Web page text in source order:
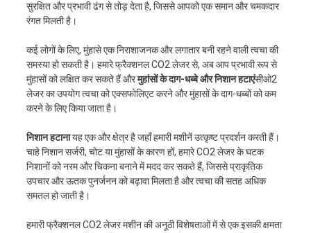
सुरक्षित और प्रभावी ढंग से तोड़ देता है, जिससे आपको एक समान और चमकदार
रंगत मिलती है।
कई लोगों के लिए, मुंहासे एक निराशाजनक और लगातार बनी रहने वाली त्वचा की
समस्या हो सकती है। हमारे फ्रैक्शनल CO2 लेजर से, अब आप प्रभावी रूप से
मुंहासों को लक्षित कर सकते हैं औरमुहांसों के दाग-धब्बे और निशान हटाएंसीओ2
लेजर का उपयोग त्वचा को एक्सफोलिएट करने और मुंहासों के दाग-धब्बों को कम
करने के लिए किया जाता है।
निशान हटानायह एक और क्षेत्र है जहाँ हमारी मशीनें उत्कृष्ट प्रदर्शन करती हैं।
चाहे निशान सर्जरी, चोट या मुंहासों के कारण हों, हमारे CO2 लेजर के घटक
निशानों को नरम और चिकना बनाने में मदद कर सकते हैं, जिससे प्राकृतिक
उपचार और ऊतक पुनर्जनन को बढ़ावा मिलता है और त्वचा की सतह अधिक
समतल हो जाती है।
हमारी फ्रैक्शनल CO2 लेजर मशीन की अनूठी विशेषताओं में से एक इसकी क्षमता